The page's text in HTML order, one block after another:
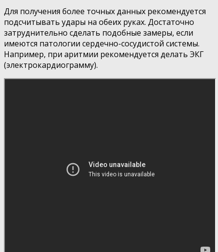
Для получения более точных данных рекомендуется
подсчитывать удары на обеих руках. Достаточно
затруднительно сделать подобные замеры, если
имеются патологии сердечно-сосудистой системы.
Например, при аритмии рекомендуется делать ЭКГ
(электрокардиограмму).